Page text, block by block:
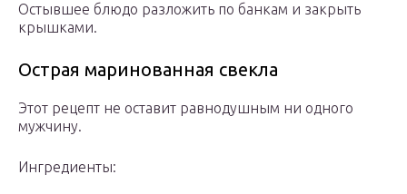
Остывшее блюдо разложить по банкам и закрыть
крышками.
Острая маринованная свекла
Этот рецепт не оставит равнодушным ни одного
мужчину.
Ингредиенты: